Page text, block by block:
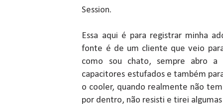
Session.
Essa aqui é para registrar minha
fonte é de um cliente que veio
como sou chato, sempre abro a
capacitores estufados e também
o cooler, quando realmente não
por dentro, não resisti e tirei